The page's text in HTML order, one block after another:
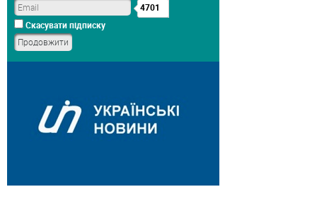
4701
Скасувати підписку